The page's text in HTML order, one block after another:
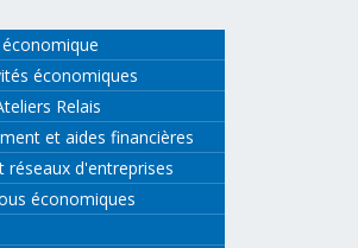
économiques
Relais
et aides financières
réseaux d'entreprises
économiques